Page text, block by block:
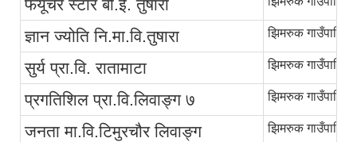
फयूचर स्टार बो.ई. तुषारा
ज्ञान ज्योति नि.मा.वि.तुषारा झिमरुक
सुर्य प्रा.वि. रातामाटा झिमरुक
प्रगतिशिल प्रा.वि.लिवाङ्ग ७ झिमरुक
जनता मा.वि.टिमुरचौर लिवाङ्ग झिमरुक